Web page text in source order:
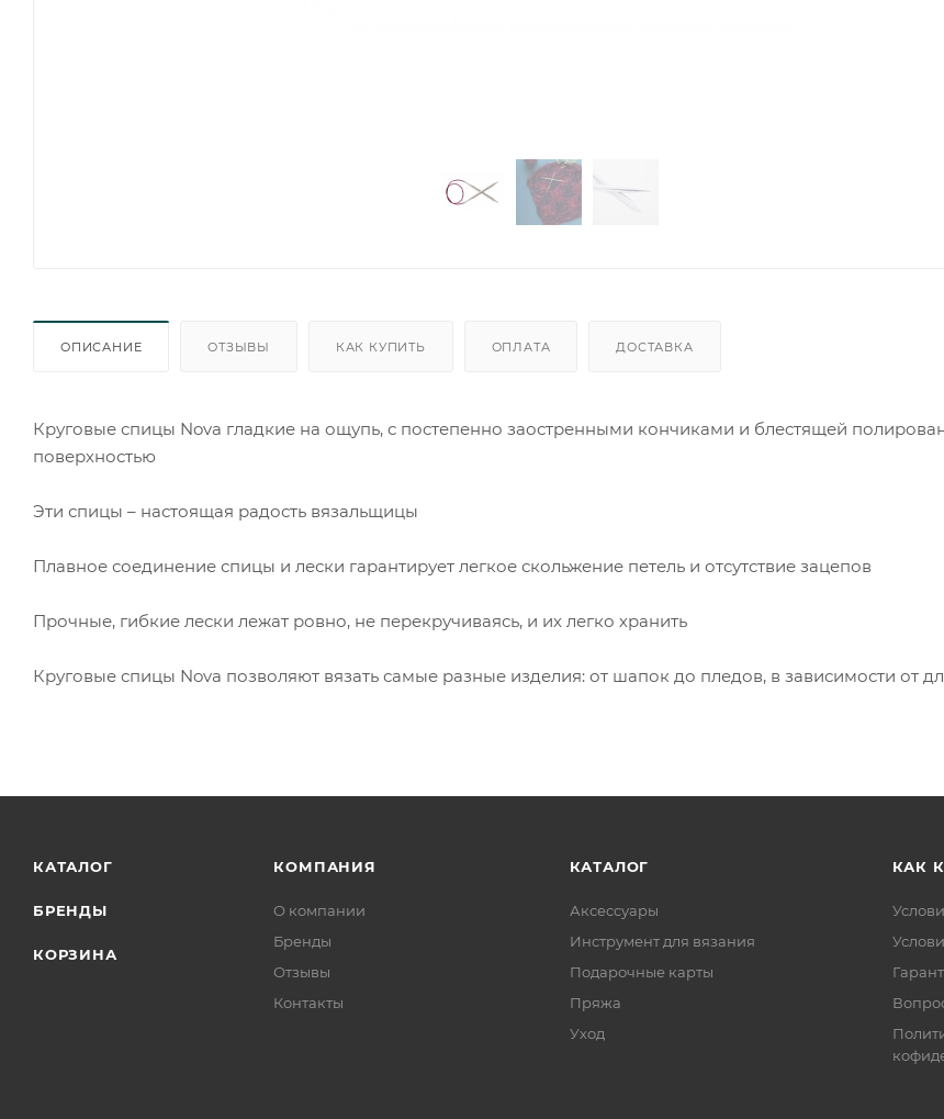
ОПИСАНИЕ ОТЗЫВЫ КАК КУПИТЬ ОПЛАТА ДОСТАВКА
Круговые спицы Nova гладкие на ощупь, с постепенно заостренными кончиками и блестящей
поверхностью
Эти спицы – настоящая радость вязальщицы
Плавное соединение спицы и лески гарантирует легкое скольжение петель и отсутствие зацепов
Прочные, гибкие лески лежат ровно, не перекручиваясь, и их легко хранить
Круговые спицы Nova позволяют вязать самые разные изделия: от шапок до пледов, в зависимости от
КАТАЛОГ
БРЕНДЫ
КОРЗИНА
КОМПАНИЯ
О компании
Бренды
Отзывы
Контакты
КАТАЛОГ
Аксессуары
Инструмент для вязания
Подарочные карты
Пряжа
Уход
КАК